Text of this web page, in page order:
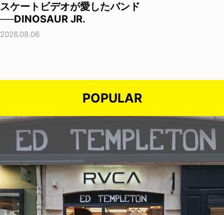
スケートビデオが愛したバンド
──DINOSAUR JR.
2026.08.06
POPULAR